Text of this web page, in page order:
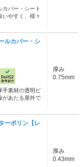
カバー・シート
いやすく、様々
ルカバー・シ
手素材の透明ビ
があたる屋外で
厚み
0.75mm
ーポリン【レ
厚み
0.43mm